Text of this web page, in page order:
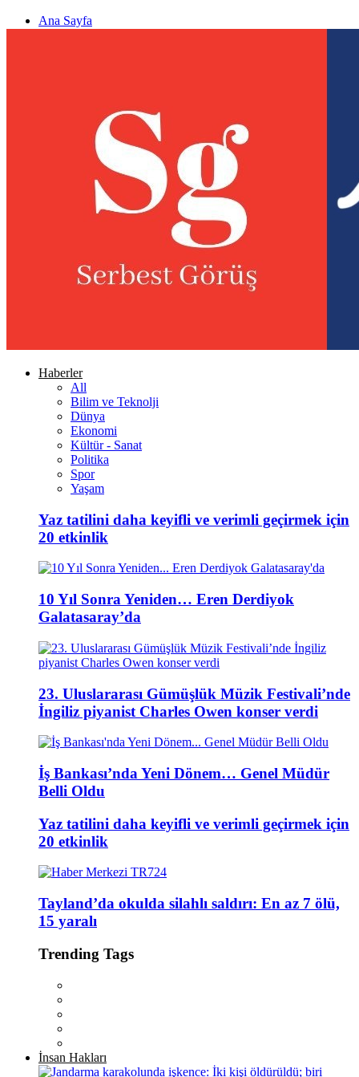
Ana Sayfa
Haberler
All
Bilim ve Teknolji
Dünya
Ekonomi
Kültür - Sanat
Politika
Spor
Yaşam
Yaz tatilini daha keyifli ve verimli geçirmek için
20 etkinlik
10 Yıl Sonra Yeniden… Eren Derdiyok
Galatasaray’da
23. Uluslararası Gümüşlük Müzik Festivali’nde
İngiliz piyanist Charles Owen konser verdi
İş Bankası’nda Yeni Dönem… Genel Müdür
Belli Oldu
Yaz tatilini daha keyifli ve verimli geçirmek için
20 etkinlik
Tayland’da okulda silahlı saldırı: En az 7 ölü,
15 yaralı
Trending Tags
İnsan Hakları